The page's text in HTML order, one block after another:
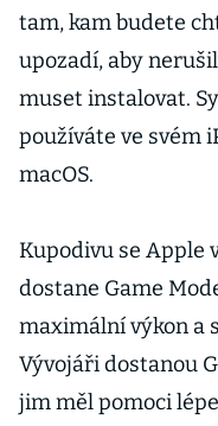
tam, kam budete
upozadí, aby
muset instalovat.
používáte ve svém
macOS.
Kupodivu se Apple
dostane Game
maximální výkon a
Vývojáři dostanou
jim měl pomoci